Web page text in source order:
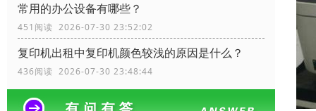
常用的办公设备有哪些？
451阅读 2026-07-30 23:52:02
复印机出租中复印机颜色较浅的原因是什么？
436阅读 2026-07-30 23:48:44